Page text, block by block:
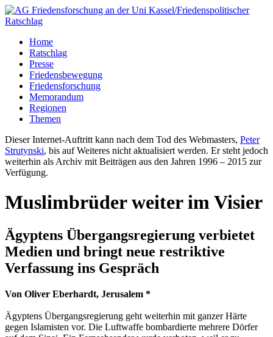
Home
Ratschlag
Presse
Friedensbewegung
Friedensforschung
Memorandum
Regionen
Themen
Dieser Internet-Auftritt kann nach dem Tod des Webmasters, Peter
Strutynski, bis auf Weiteres nicht aktualisiert werden. Er steht jedoch
weiterhin als Archiv mit Beiträgen aus den Jahren 1996 – 2015 zur
Verfügung.
Muslimbrüder weiter im Visier
Ägyptens Übergangsregierung verbietet
Medien und bringt neue restriktive
Verfassung ins Gespräch
Von Oliver Eberhardt, Jerusalem *
Ägyptens Übergangsregierung geht weiterhin mit ganzer Härte
gegen Islamisten vor. Die Luftwaffe bombardierte mehrere Dörfer